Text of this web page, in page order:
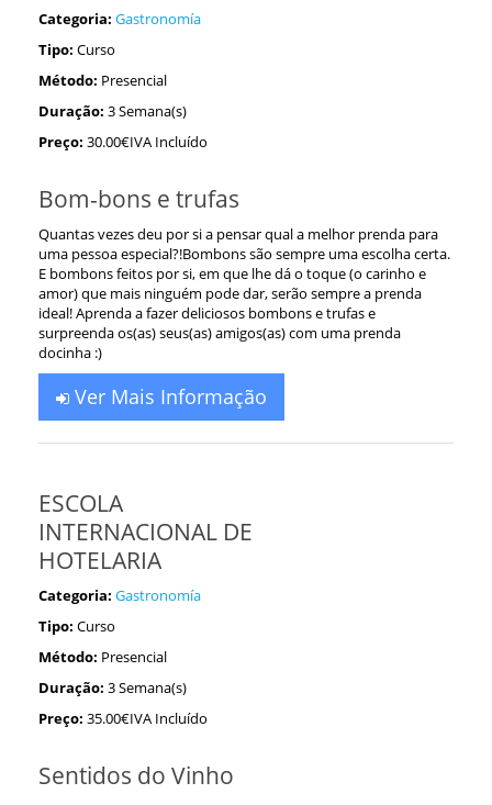
Categoria: Gastronomía
Tipo: Curso
Método: Presencial
Duração: 3 Semana(s)
Preço: 30.00€IVA Incluído
Bom-bons e trufas
Quantas vezes deu por si a pensar qual a melhor prenda para
uma pessoa especial?!Bombons são sempre uma escolha certa.
E bombons feitos por si, em que lhe dá o toque (o carinho e
amor) que mais ninguém pode dar, serão sempre a prenda
ideal! Aprenda a fazer deliciosos bombons e trufas e
surpreenda os(as) seus(as) amigos(as) com uma prenda
docinha :)
Ver Mais Informação
ESCOLA
INTERNACIONAL DE
HOTELARIA
Categoria: Gastronomía
Tipo: Curso
Método: Presencial
Duração: 3 Semana(s)
Preço: 35.00€IVA Incluído
Sentidos do Vinho